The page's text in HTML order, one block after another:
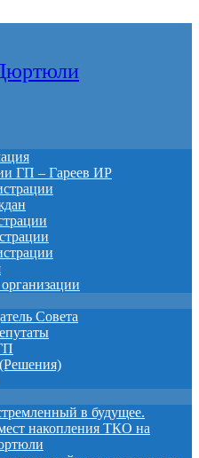
ГП – Гареев ИР
Совета
в будущее.
накопления ТКО на